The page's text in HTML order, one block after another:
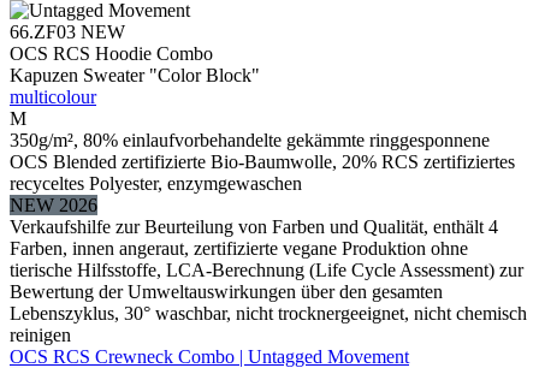
66.ZF03 NEW
OCS RCS Hoodie Combo
Kapuzen Sweater "Color Block"
multicolour
M
350g/m², 80% einlaufvorbehandelte gekämmte ringgesponnene
OCS Blended zertifizierte Bio-Baumwolle, 20% RCS zertifiziertes
recyceltes Polyester, enzymgewaschen
NEW 2026
Verkaufshilfe zur Beurteilung von Farben und Qualität, enthält 4
Farben, innen angeraut, zertifizierte vegane Produktion ohne
tierische Hilfsstoffe, LCA-Berechnung (Life Cycle Assessment) zur
Bewertung der Umweltauswirkungen über den gesamten
Lebenszyklus, 30° waschbar, nicht trocknergeeignet, nicht chemisch
reinigen
OCS RCS Crewneck Combo | Untagged Movement